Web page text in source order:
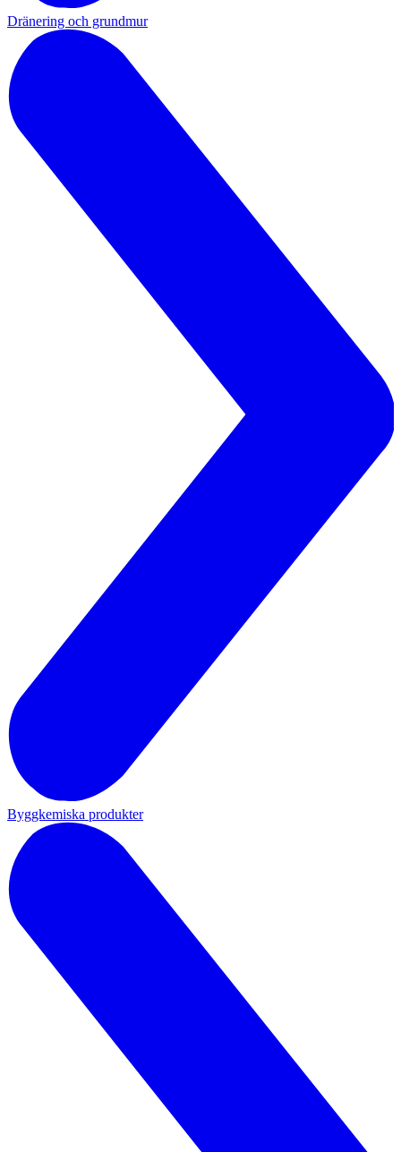
Dränering och grundmur
Byggkemiska produkter